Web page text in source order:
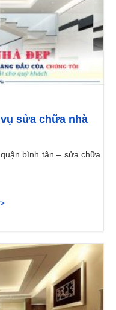
sửa chữa nhà
bình tân – sửa chữa